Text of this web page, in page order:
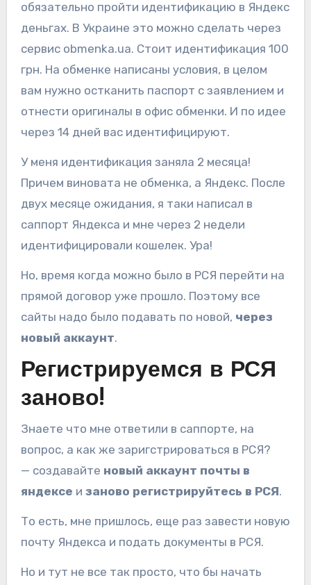
обязательно пройти идентификацию в Яндекс
деньгах. В Украине это можно сделать через
сервис obmenka.ua. Стоит идентификация 100
грн. На обменке написаны условия, в целом
вам нужно остканить паспорт с заявлением и
отнести оригиналы в офис обменки. И по идее
через 14 дней вас идентифицируют.
У меня идентификация заняла 2 месяца!
Причем виновата не обменка, а Яндекс. После
двух месяце ожидания, я таки написал в
саппорт Яндекса и мне через 2 недели
идентифицировали кошелек. Ура!
Но, время когда можно было в РСЯ перейти на
прямой договор уже прошло. Поэтому все
сайты надо было подавать по новой, через
новый аккаунт.
Регистрируемся в РСЯ
заново!
Знаете что мне ответили в саппорте, на
вопрос, а как же заригстрироваться в РСЯ?
— создавайте новый аккаунт почты в
яндексе и заново регистрируйтесь в РСЯ.
То есть, мне пришлось, еще раз завести новую
почту Яндекса и подать документы в РСЯ.
Но и тут не все так просто, что бы начать